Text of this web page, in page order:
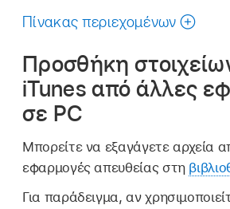
αυτόν
οδηγό
Πίνακας περιεχομένων
Προσθήκη
iTunes από άλλες
σε PC
Μπορείτε να εξαγάγετε αρχεία
εφαρμογές απευθείας στη
Για παράδειγμα, αν